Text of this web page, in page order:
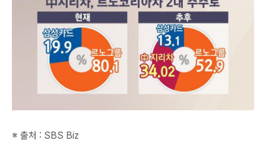
※ 출처 : SBS Biz